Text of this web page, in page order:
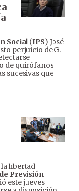
Social(IPS) José
perjuicio de G.
de quirófanos
sucesivas que
libertad
Previsión
este jueves